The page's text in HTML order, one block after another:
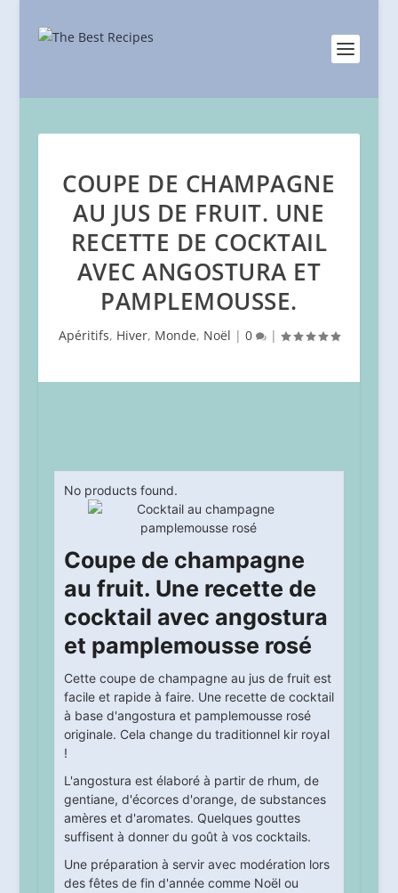
COUPE DE CHAMPAGNE
AU JUS DE FRUIT. UNE
RECETTE DE COCKTAIL
AVEC ANGOSTURA ET
PAMPLEMOUSSE.
Apéritifs, Hiver, Monde, Noël | 0 |
No products found.
Coupe de champagne
au fruit. Une recette de
cocktail avec angostura
et pamplemousse rosé
Cette coupe de champagne au jus de fruit est
facile et rapide à faire. Une recette de cocktail
à base d'angostura et pamplemousse rosé
originale. Cela change du traditionnel kir royal
!
L'angostura est élaboré à partir de rhum, de
gentiane, d'écorces d'orange, de substances
amères et d'aromates. Quelques gouttes
suffisent à donner du goût à vos cocktails.
Une préparation à servir avec modération lors
des fêtes de fin d'année comme Noël ou